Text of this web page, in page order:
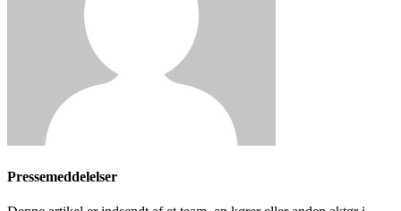
Pressemeddelelser